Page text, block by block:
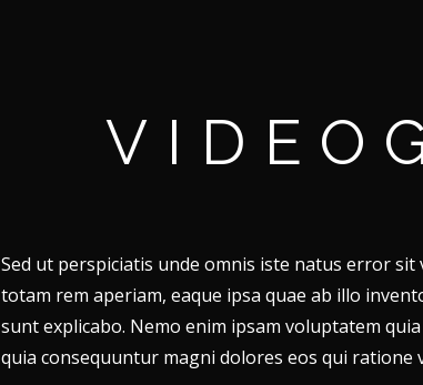
Sed ut perspiciatis unde omnis iste natus error
totam rem aperiam, eaque ipsa quae ab illo
sunt explicabo. Nemo enim ipsam voluptatem
quia consequuntur magni dolores eos qui ratione